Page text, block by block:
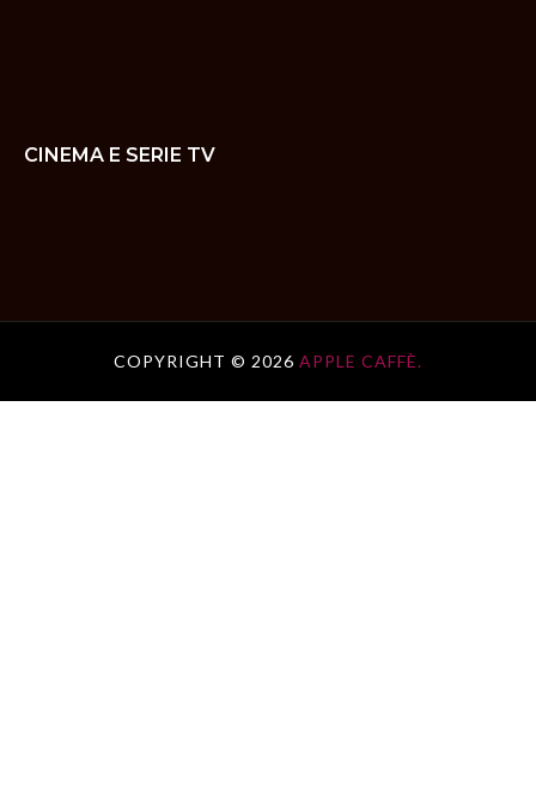
CINEMA E SERIE TV
COPYRIGHT © 2026 APPLE CAFFÈ.